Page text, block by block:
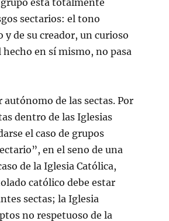
está totalmente
sectarios: el tono
de su creador, un curioso
en sí mismo, no pasa
autónomo de las sectas. Por
dentro de las Iglesias
el caso de grupos
en el seno de una
de la Iglesia Católica,
católico debe estar
sectas; la Iglesia
no respetuoso de la